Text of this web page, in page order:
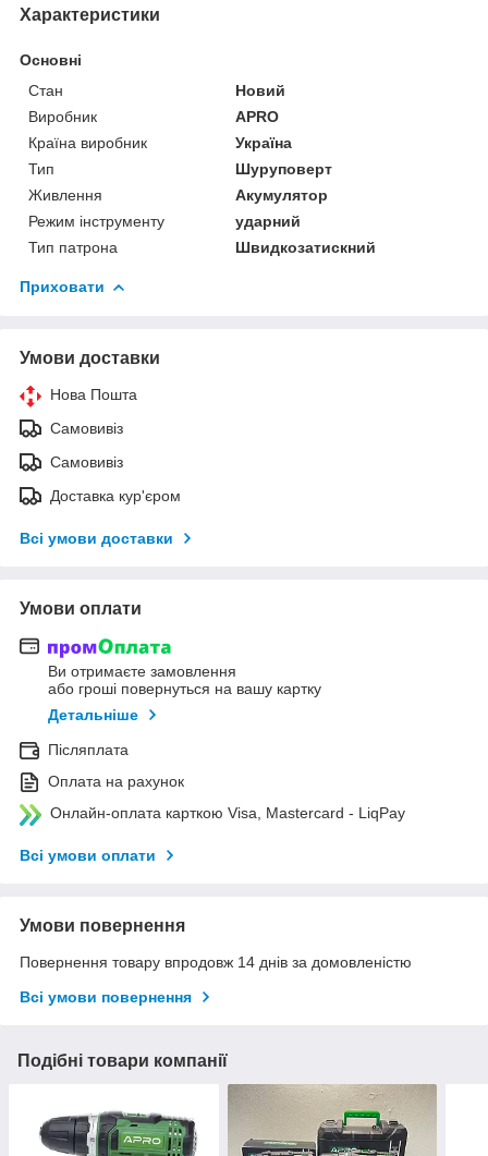
Характеристики
Основні
Стан
Новий
Виробник
APRO
Країна виробник
Україна
Тип
Шуруповерт
Живлення
Акумулятор
Режим інструменту
ударний
Тип патрона
Швидкозатискний
Приховати
Умови доставки
Нова Пошта
Самовивіз
Самовивіз
Доставка кур'єром
Всі умови доставки
Умови оплати
Ви отримаєте замовлення
або гроші повернуться на вашу картку
Детальніше
Післяплата
Оплата на рахунок
Онлайн-оплата карткою Visa, Mastercard - LiqPay
Всі умови оплати
Умови повернення
Повернення товару впродовж 14 днів за домовленістю
Всі умови повернення
Подібні товари компанії